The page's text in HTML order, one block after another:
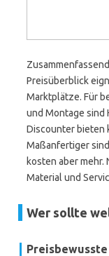
Preisüberblick
Marktplätze. Für
und Montage sind
Discounter bieten
Maßanfertiger
kosten aber mehr.
Material und
Wer sollte